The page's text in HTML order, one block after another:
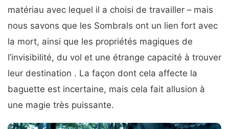
matériau avec lequel il a choisi de travailler – mais
nous savons que les Sombrals ont un lien fort avec
la mort, ainsi que les propriétés magiques de
l’invisibilité, du vol et une étrange capacité à trouver
leur destination . La façon dont cela affecte la
baguette est incertaine, mais cela fait allusion à
une magie très puissante.